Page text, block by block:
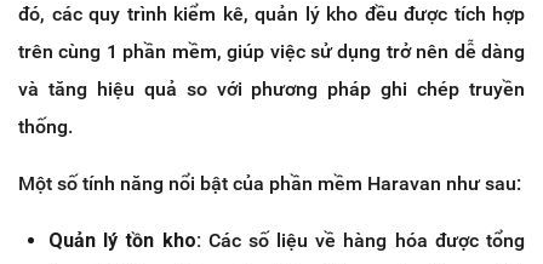
đó, các quy trình kiểm kê, quản lý kho đều được tích hợp
trên cùng 1 phần mềm, giúp việc sử dụng trở nên dễ dàng
và tăng hiệu quả so với phương pháp ghi chép truyền
thống.
Một số tính năng nổi bật của phần mềm Haravan như sau:
Quản lý tồn kho: Các số liệu về hàng hóa được tổng